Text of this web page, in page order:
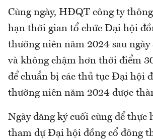
Cùng ngày, HĐQT công ty
hạn thời gian tổ chức Đại hội
thường niên năm 2024 sau
và không chậm hơn thời điểm
để chuẩn bị các thủ tục Đại hội
thường niên năm 2024 được
Ngày đăng ký cuối cùng để thực
tham dự Đại hội đồng cổ đông